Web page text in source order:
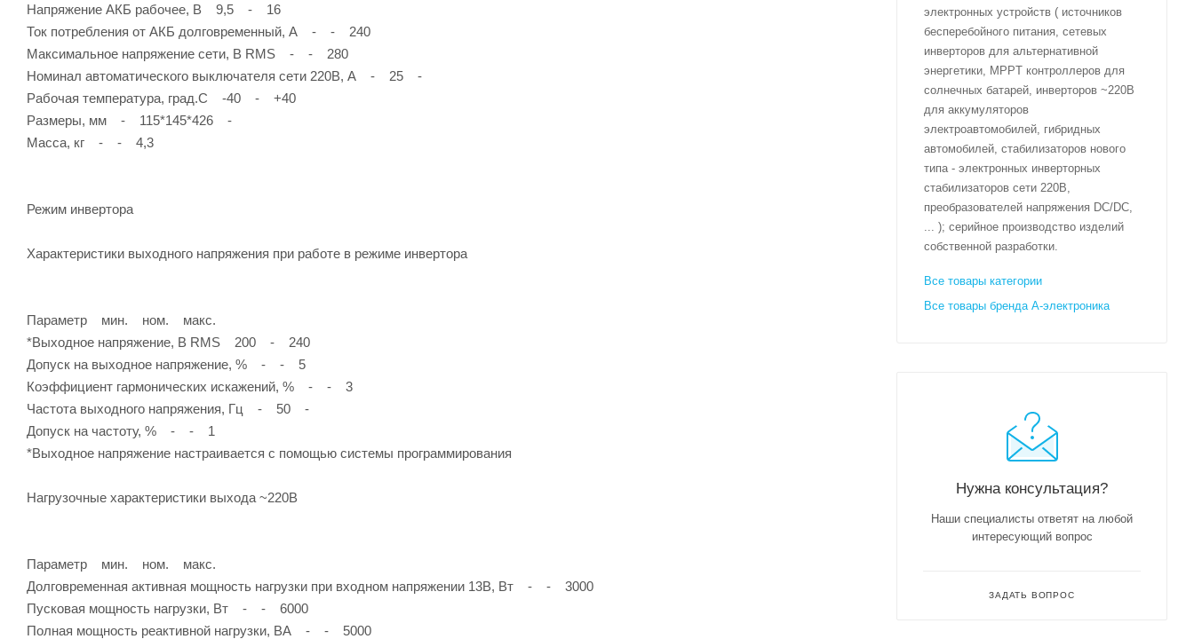
Напряжение АКБ рабочее, В 9,5 - 16
Ток потребления от АКБ долговременный, А - - 240
Максимальное напряжение сети, В RMS - - 280
Номинал автоматического выключателя сети 220В, А - 25 -
Рабочая температура, град.С -40 - +40
Размеры, мм - 115*145*426 -
Масса, кг - - 4,3
Режим инвертора
Характеристики выходного напряжения при работе в режиме инвертора
Параметр мин. ном. макс.
*Выходное напряжение, В RMS 200 - 240
Допуск на выходное напряжение, % - - 5
Коэффициент гармонических искажений, % - - 3
Частота выходного напряжения, Гц - 50 -
Допуск на частоту, % - - 1
*Выходное напряжение настраивается с помощью системы программирования
Нагрузочные характеристики выхода ~220В
Параметр мин. ном. макс.
Долговременная активная мощность нагрузки при входном напряжении 13В, Вт - - 3000
Пусковая мощность нагрузки, Вт - - 6000
Полная мощность реактивной нагрузки, ВА - - 5000
электронных устройств ( источников
бесперебойного питания, сетевых
инверторов для альтернативной
энергетики, MPPT контроллеров для
солнечных батарей, инверторов ~220В
для аккумуляторов
электроавтомобилей, гибридных
автомобилей, стабилизаторов нового
типа - электронных инверторных
стабилизаторов сети 220В,
преобразователей напряжения DC/DC,
... ); серийное производство изделий
собственной разработки.
Все товары категории
Все товары бренда А-электроника
Нужна консультация?
Наши специалисты ответят на любой
интересующий вопрос
ЗАДАТЬ ВОПРОС